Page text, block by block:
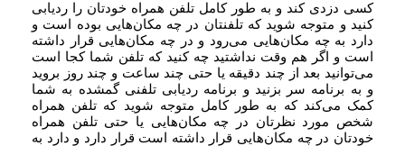
کسی دزدی کند و به طور کامل تلفن همراه خودتان را ردیابی
کنید و متوجه شوید که تلفنتان در چه مکان‌هایی بوده است و
دارد به چه مکان‌هایی می‌رود و در چه مکان‌هایی قرار داشته
است و اگر هم وقت نداشتید چه کنید که تلفن شما کجا است
می‌توانید بعد از چند دقیقه یا حتی چند ساعت و چند روز بروید
و به برنامه سر بزنید و برنامه ردیابی تلفنی گمشده به شما
کمک می‌کند که به طور کامل متوجه شوید که تلفن همراه
شخص مورد نظرتان در چه مکان‌هایی یا حتی تلفن همراه
خودتان در چه مکان‌هایی قرار داشته است قرار دارد و دارد به